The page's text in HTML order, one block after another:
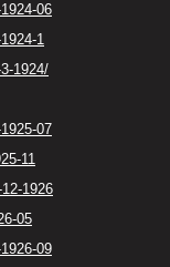
06
1
1924/
07
11
1926
05
09